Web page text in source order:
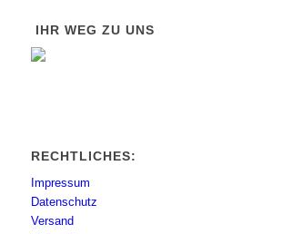
IHR WEG ZU UNS
RECHTLICHES:
Impressum
Datenschutz
Versand